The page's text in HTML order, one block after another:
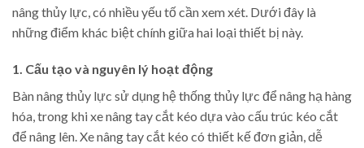
nâng thủy lực, có nhiều yếu tố cần xem xét. Dưới đây là
những điểm khác biệt chính giữa hai loại thiết bị này.
1. Cấu tạo và nguyên lý hoạt động
Bàn nâng thủy lực sử dụng hệ thống thủy lực để nâng hạ hàng
hóa, trong khi xe nâng tay cắt kéo dựa vào cấu trúc kéo cắt
để nâng lên. Xe nâng tay cắt kéo có thiết kế đơn giản, dễ